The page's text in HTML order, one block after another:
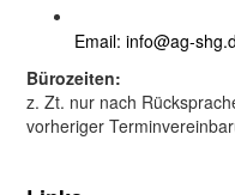
Email: info@ag-
Bürozeiten:
z. Zt. nur nach
vorheriger